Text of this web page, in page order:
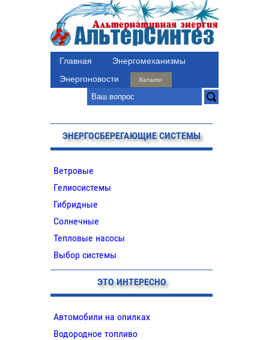
Главная
Энергомеханизмы
Энергоновости
Каталог
ЭНЕРГОСБЕРЕГАЮЩИЕ СИСТЕМЫ
Ветровые
Гелиосистемы
Гибридные
Солнечные
Тепловые насосы
Выбор системы
ЭТО ИНТЕРЕСНО
Автомобили на опилках
Водородное топливо